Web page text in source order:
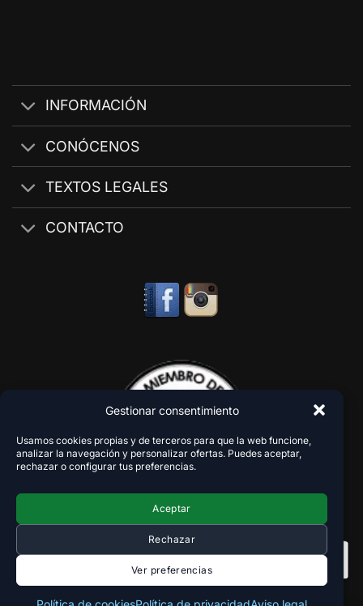
Gestionar consentimiento
Usamos cookies propias y de terceros para que la web funcione,
analizar la navegación y personalizar ofertas. Puedes aceptar,
rechazar o configurar tus preferencias.
Aceptar
Rechazar
Ver preferencias
INFORMACIÓN
CONÓCENOS
TEXTOS LEGALES
CONTACTO